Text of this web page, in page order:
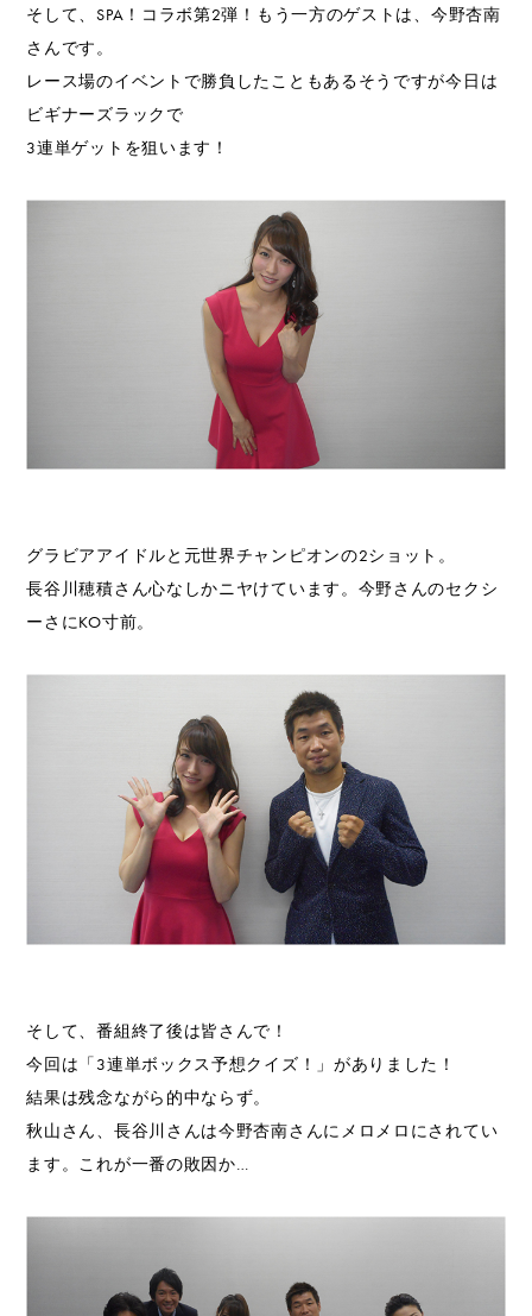
そして、SPA！コラボ第2弾！もう一方のゲストは、今野杏南
さんです。
レース場のイベントで勝負したこともあるそうですが今日は
ビギナーズラックで
3連単ゲットを狙います！
グラビアアイドルと元世界チャンピオンの2ショット。
長谷川穂積さん心なしかニヤけています。今野さんのセクシ
ーさにKO寸前。
そして、番組終了後は皆さんで！
今回は「3連単ボックス予想クイズ！」がありました！
結果は残念ながら的中ならず。
秋山さん、長谷川さんは今野杏南さんにメロメロにされてい
ます。これが一番の敗因か…